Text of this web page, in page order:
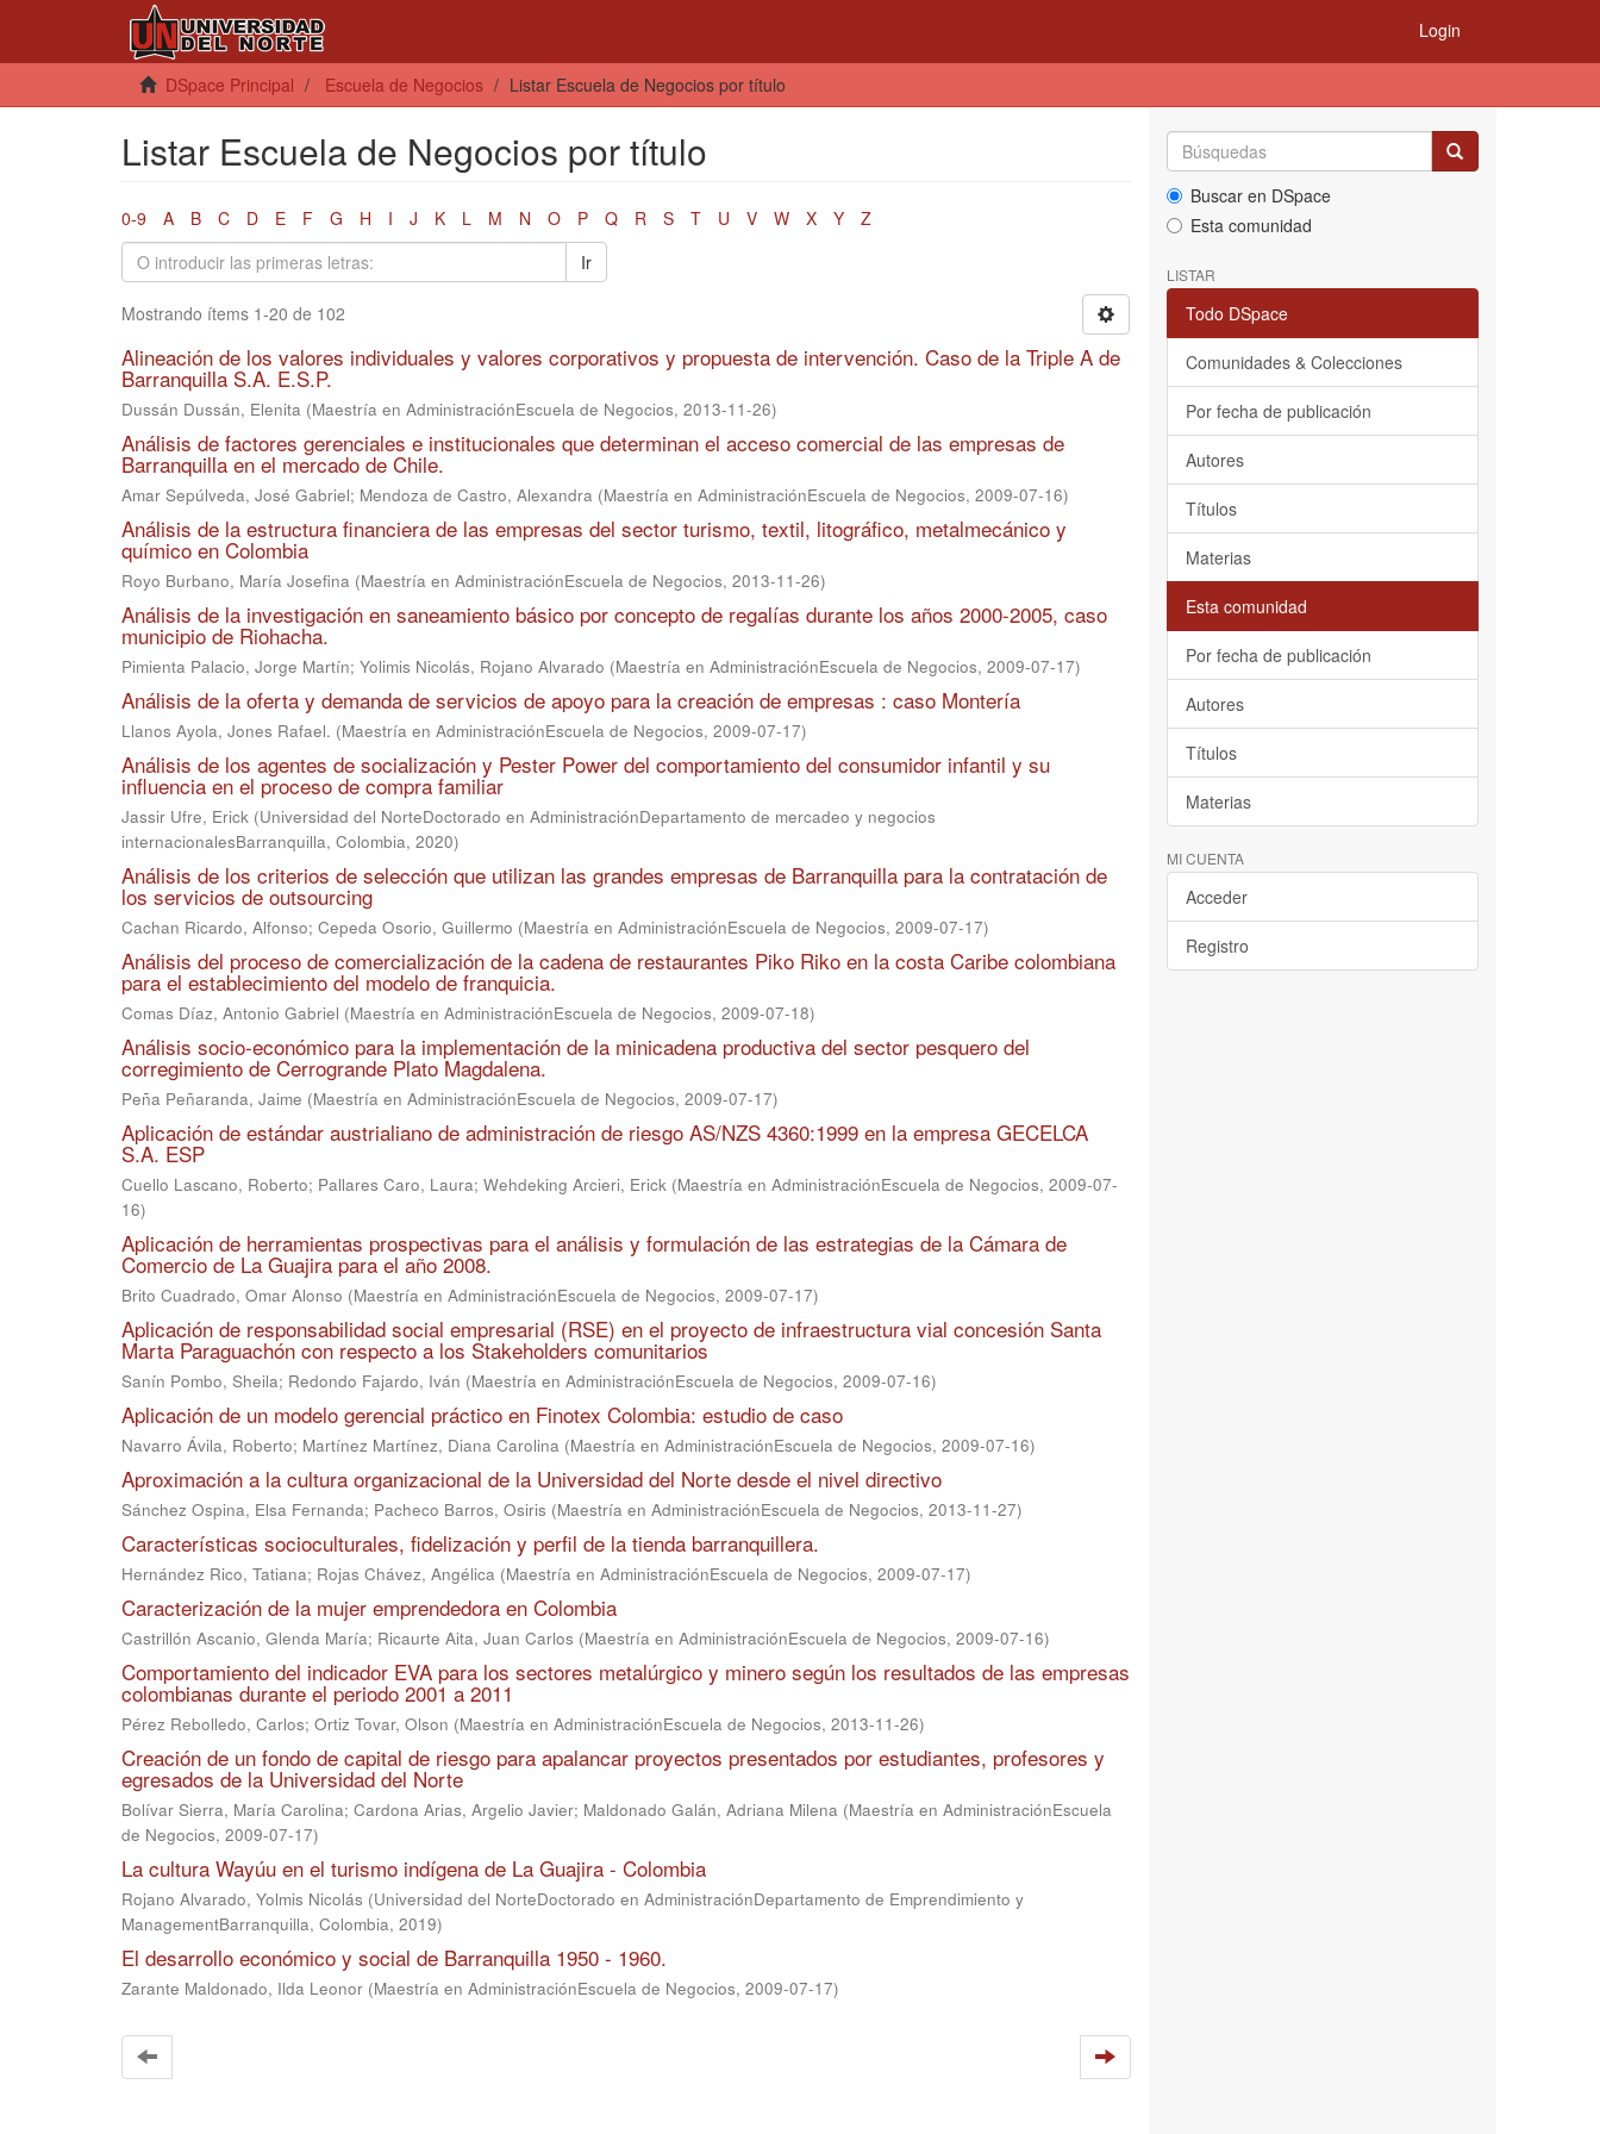
Login
DSpace Principal Escuela de Negocios Listar Escuela de Negocios por título
Listar Escuela de Negocios por título
0-9 A B C D E F G H I J K L M N O P Q R S T U V W X Y
Z
Ir
Mostrando ítems 1-20 de 102
Alineación de los valores individuales y valores corporativos y propuesta de intervención. Caso de la Triple A de
Barranquilla S.A. E.S.P.
Dussán Dussán, Elenita (Maestría en AdministraciónEscuela de Negocios, 2013-11-26)
Análisis de factores gerenciales e institucionales que determinan el acceso comercial de las empresas de
Barranquilla en el mercado de Chile.
Amar Sepúlveda, José Gabriel; Mendoza de Castro, Alexandra (Maestría en AdministraciónEscuela de Negocios, 2009-07-16)
Análisis de la estructura financiera de las empresas del sector turismo, textil, litográfico, metalmecánico y
químico en Colombia
Royo Burbano, María Josefina (Maestría en AdministraciónEscuela de Negocios, 2013-11-26)
Análisis de la investigación en saneamiento básico por concepto de regalías durante los años 2000-2005, caso
municipio de Riohacha.
Pimienta Palacio, Jorge Martín; Yolimis Nicolás, Rojano Alvarado (Maestría en AdministraciónEscuela de Negocios, 2009-07-17)
Análisis de la oferta y demanda de servicios de apoyo para la creación de empresas : caso Montería
Llanos Ayola, Jones Rafael. (Maestría en AdministraciónEscuela de Negocios, 2009-07-17)
Análisis de los agentes de socialización y Pester Power del comportamiento del consumidor infantil y su
influencia en el proceso de compra familiar
Jassir Ufre, Erick (Universidad del NorteDoctorado en AdministraciónDepartamento de mercadeo y negocios
internacionalesBarranquilla, Colombia, 2020)
Análisis de los criterios de selección que utilizan las grandes empresas de Barranquilla para la contratación de
los servicios de outsourcing
Cachan Ricardo, Alfonso; Cepeda Osorio, Guillermo (Maestría en AdministraciónEscuela de Negocios, 2009-07-17)
Análisis del proceso de comercialización de la cadena de restaurantes Piko Riko en la costa Caribe colombiana
para el establecimiento del modelo de franquicia.
Comas Díaz, Antonio Gabriel (Maestría en AdministraciónEscuela de Negocios, 2009-07-18)
Análisis socio-económico para la implementación de la minicadena productiva del sector pesquero del
corregimiento de Cerrogrande Plato Magdalena.
Peña Peñaranda, Jaime (Maestría en AdministraciónEscuela de Negocios, 2009-07-17)
Aplicación de estándar austrialiano de administración de riesgo AS/NZS 4360:1999 en la empresa GECELCA
S.A. ESP
Cuello Lascano, Roberto; Pallares Caro, Laura; Wehdeking Arcieri, Erick (Maestría en AdministraciónEscuela de Negocios, 2009-07-
16)
Aplicación de herramientas prospectivas para el análisis y formulación de las estrategias de la Cámara de
Comercio de La Guajira para el año 2008.
Brito Cuadrado, Omar Alonso (Maestría en AdministraciónEscuela de Negocios, 2009-07-17)
Aplicación de responsabilidad social empresarial (RSE) en el proyecto de infraestructura vial concesión Santa
Marta Paraguachón con respecto a los Stakeholders comunitarios
Sanín Pombo, Sheila; Redondo Fajardo, Iván (Maestría en AdministraciónEscuela de Negocios, 2009-07-16)
Aplicación de un modelo gerencial práctico en Finotex Colombia: estudio de caso
Navarro Ávila, Roberto; Martínez Martínez, Diana Carolina (Maestría en AdministraciónEscuela de Negocios, 2009-07-16)
Aproximación a la cultura organizacional de la Universidad del Norte desde el nivel directivo
Sánchez Ospina, Elsa Fernanda; Pacheco Barros, Osiris (Maestría en AdministraciónEscuela de Negocios, 2013-11-27)
Características socioculturales, fidelización y perfil de la tienda barranquillera.
Hernández Rico, Tatiana; Rojas Chávez, Angélica (Maestría en AdministraciónEscuela de Negocios, 2009-07-17)
Caracterización de la mujer emprendedora en Colombia
Castrillón Ascanio, Glenda María; Ricaurte Aita, Juan Carlos (Maestría en AdministraciónEscuela de Negocios, 2009-07-16)
Comportamiento del indicador EVA para los sectores metalúrgico y minero según los resultados de las empresas
colombianas durante el periodo 2001 a 2011
Pérez Rebolledo, Carlos; Ortiz Tovar, Olson (Maestría en AdministraciónEscuela de Negocios, 2013-11-26)
Creación de un fondo de capital de riesgo para apalancar proyectos presentados por estudiantes, profesores y
egresados de la Universidad del Norte
Bolívar Sierra, María Carolina; Cardona Arias, Argelio Javier; Maldonado Galán, Adriana Milena (Maestría en AdministraciónEscuela
de Negocios, 2009-07-17)
La cultura Wayúu en el turismo indígena de La Guajira - Colombia
Rojano Alvarado, Yolmis Nicolás (Universidad del NorteDoctorado en AdministraciónDepartamento de Emprendimiento y
ManagementBarranquilla, Colombia, 2019)
El desarrollo económico y social de Barranquilla 1950 - 1960.
Zarante Maldonado, Ilda Leonor (Maestría en AdministraciónEscuela de Negocios, 2009-07-17)
Buscar en DSpace
Esta comunidad
LISTAR
Todo DSpace
Comunidades & Colecciones
Por fecha de publicación
Autores
Títulos
Materias
Esta comunidad
Por fecha de publicación
Autores
Títulos
Materias
MI CUENTA
Acceder
Registro